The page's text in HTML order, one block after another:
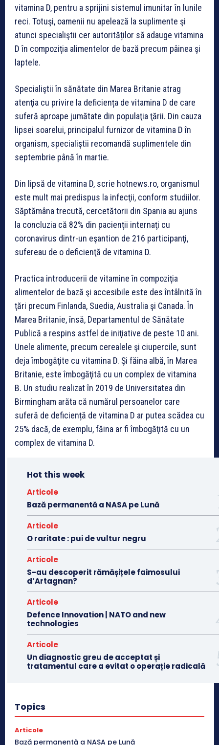
vitamina D, pentru a sprijini sistemul imunitar în lunile
reci. Totuşi, oamenii nu apelează la suplimente şi
atunci specialiştii cer autorităților să adauge vitamina
D în compoziţia alimentelor de bază precum pâinea şi
laptele.
Specialiştii în sănătate din Marea Britanie atrag
atenţia cu privire la deficiența de vitamina D de care
suferă aproape jumătate din populaţia ţării. Din cauza
lipsei soarelui, principalul furnizor de vitamina D în
organism, specialiştii recomandă suplimentele din
septembrie până în martie.
Din lipsă de vitamina D, scrie hotnews.ro, organismul
este mult mai predispus la infecţii, conform studiilor.
Săptămâna trecută, cercetătorii din Spania au ajuns
la concluzia că 82% din pacienţii internaţi cu
coronavirus dintr-un eşantion de 216 participanţi,
sufereau de o deficienţă de vitamina D.
Practica introducerii de vitamine în compoziţia
alimentelor de bază şi accesibile este des întâlnită în
ţări precum Finlanda, Suedia, Australia şi Canada. În
Marea Britanie, însă, Departamentul de Sănătate
Publică a respins astfel de iniţiative de peste 10 ani.
Unele alimente, precum cerealele şi ciupercile, sunt
deja îmbogăţite cu vitamina D. Şi făina albă, în Marea
Britanie, este îmbogăţită cu un complex de vitamina
B. Un studiu realizat în 2019 de Universitatea din
Birmingham arăta că numărul persoanelor care
suferă de deficiență de vitamina D ar putea scădea cu
25% dacă, de exemplu, făina ar fi îmbogăţită cu un
complex de vitamina D.
Hot this week
Articole
Bază permanentă a NASA pe Lună
Articole
O raritate : pui de vultur negru
Articole
S-au descoperit rămășițele faimosului
d’Artagnan?
Articole
Defence Innovation | NATO and new
technologies
Articole
Un diagnostic greu de acceptat și
tratamentul care a evitat o operație radicală
Topics
Articole
Bază permanentă a NASA pe Lună